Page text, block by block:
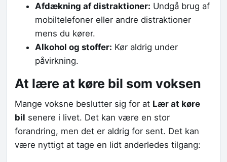
Afdækning af distraktioner: Undgå brug af
mobiltelefoner eller andre distraktioner
mens du kører.
Alkohol og stoffer: Kør aldrig under
påvirkning.
At lære at køre bil som voksen
Mange voksne beslutter sig for at Lær at køre
bil senere i livet. Det kan være en stor
forandring, men det er aldrig for sent. Det kan
være nyttigt at tage en lidt anderledes tilgang: